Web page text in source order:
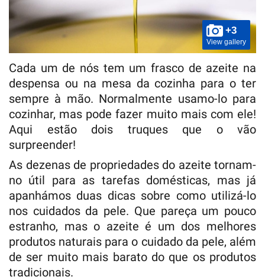
+3
View gallery
Cada um de nós tem um frasco de azeite na
despensa ou na mesa da cozinha para o ter
sempre à mão. Normalmente usamo-lo para
cozinhar, mas pode fazer muito mais com ele!
Aqui estão dois truques que o vão
surpreender!
As dezenas de propriedades do azeite tornam-
no útil para as tarefas domésticas, mas já
apanhámos duas dicas sobre como utilizá-lo
nos cuidados da pele. Que pareça um pouco
estranho, mas o azeite é um dos melhores
produtos naturais para o cuidado da pele, além
de ser muito mais barato do que os produtos
tradicionais.